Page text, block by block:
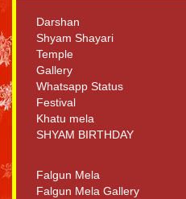
Darshan
Shyam Shayari
Temple
Gallery
Whatsapp Status
Festival
Khatu mela
SHYAM BIRTHDAY
Falgun Mela
Falgun Mela Gallery